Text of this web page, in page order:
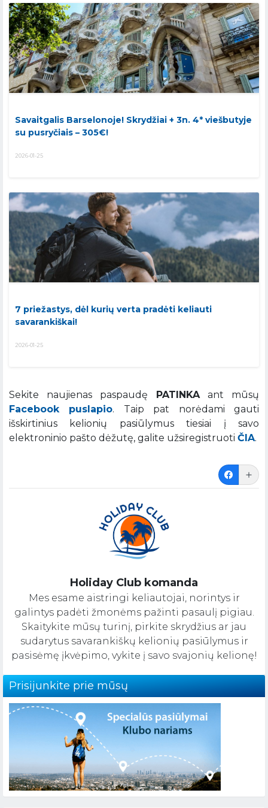
Savaitgalis Barselonoje! Skrydžiai + 3n. 4* viešbutyje
su pusryčiais – 305€!
2026-01-25
7 priežastys, dėl kurių verta pradėti keliauti
savarankiškai!
2026-01-25
Sekite naujienas paspaudę PATINKAant mūsų
Facebook puslapio. Taip pat norėdami gauti
išskirtinius kelionių pasiūlymus tiesiai į savo
elektroninio pašto dėžutę, galite užsiregistruoti ČIA.
Holiday Club komanda
Mes esame aistringi keliautojai, norintys ir
galintys padėti žmonėms pažinti pasaulį pigiau.
Skaitykite mūsų turinį, pirkite skrydžius ar jau
sudarytus savarankiškų kelionių pasiūlymus ir
pasisėmę įkvėpimo, vykite į savo svajonių kelionę!
Prisijunkite prie mūsų